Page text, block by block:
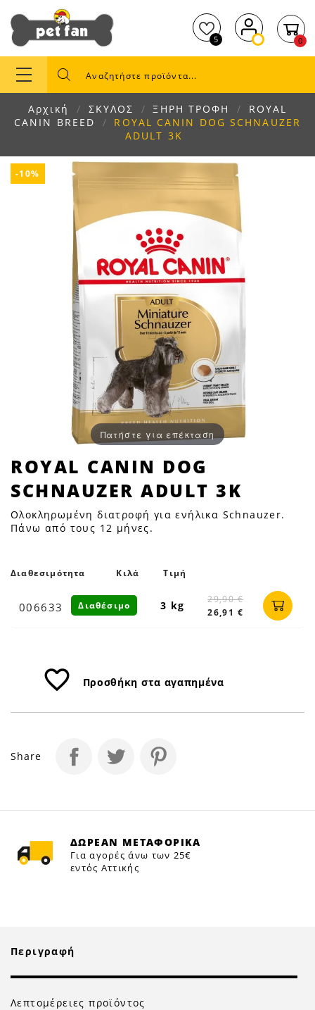
5 0
Αρχική ΣΚΥΛΟΣ ΞΗΡΗ ΤΡΟΦΗ
ROYAL
CANIN BREED
ROYAL CANIN DOG SCHNAUZER
ADULT 3K
-10%
Πατήστε για επέκταση
ROYAL
CANIN
DOG
SCHNAUZER
ADULT
Petfan
ROYAL CANIN DOG
SCHNAUZER ADULT 3K
Ολοκληρωμένη διατροφή για ενήλικα Schnauzer.
Πάνω από τους 12 μήνες.
Διαθεσιμότητα Κιλά Τιμή
006633 3 kg
29,90 €
26,91 €
Διαθέσιμο
favorite_border Προσθήκη στα αγαπημένα
Share
ΔΩΡΕΑΝ ΜΕΤΑΦΟΡΙΚΑ
Για αγορές άνω των 25€
εντός Αττικής
Περιγραφή
Λεπτομέρειες προϊόντος